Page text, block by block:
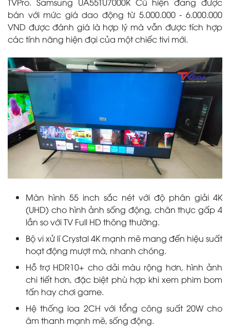
bán với mức giá dao động từ 5.000.000 - 6.000.000
VND được đánh giá là hợp lý mà vẫn được tích hợp
các tính năng hiện đại của một chiếc tivi mới.
Màn hình 55 inch sắc nét với độ phân giải 4K
(UHD) cho hình ảnh sống động, chân thực gấp 4
lần so với TV Full HD thông thường.
Bộ vi xử lí Crystal 4K mạnh mẽ mang đến hiệu suất
hoạt động mượt mà, nhanh chóng.
Hỗ trợ HDR10+ cho dải màu rộng hơn, hình ảnh
chi tiết hơn, đặc biệt phù hợp khi xem phim bom
tấn hay chơi game.
Hệ thống loa 2CH với tổng công suất 20W cho
âm thanh mạnh mẽ, sống động.